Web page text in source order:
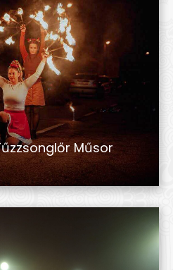
Műsor